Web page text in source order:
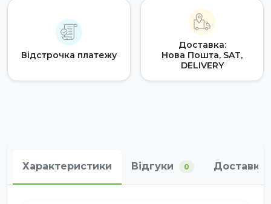
Відстрочка платежу
Доставка:
Нова Пошта, SAT,
DELIVERY
Характеристики Відгуки 0 Доставка